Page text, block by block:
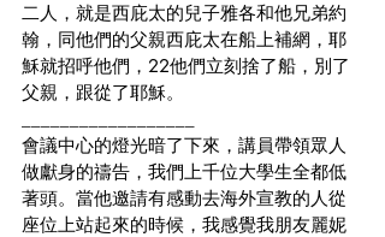
二人，就是西庇太的兒子雅各和他兄弟約
翰，同他們的父親西庇太在船上補網，耶
穌就招呼他們，22他們立刻捨了船，別了
父親，跟從了耶穌。
會議中心的燈光暗了下來，講員帶領眾人
做獻身的禱告，我們上千位大學生全都低
著頭。當他邀請有感動去海外宣教的人從
座位上站起來的時候，我感覺我朋友麗妮